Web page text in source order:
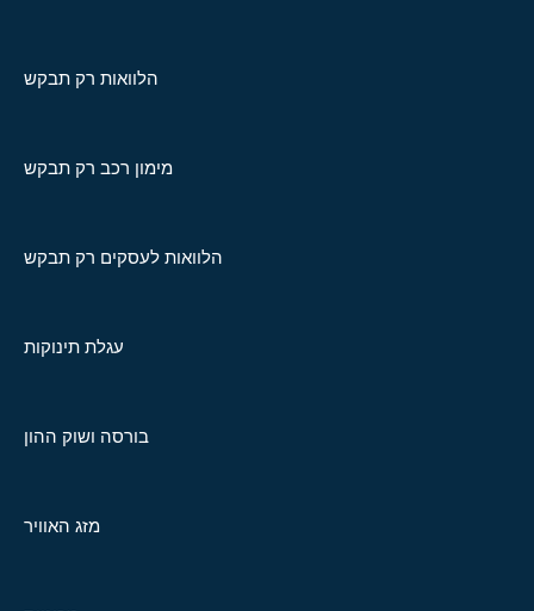
הלוואות רק תבקש
מימון רכב רק תבקש
הלוואות לעסקים רק תבקש
עגלת תינוקות
בורסה ושוק ההון
מזג האוויר